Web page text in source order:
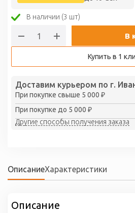
В наличии (3 шт)
В
Купить в 1
Доставим курьером по г.
При покупке свыше 5 000 ₽
При покупке до 5 000 ₽
Другие способы получения заказа
ОписаниеХарактеристики
Описание